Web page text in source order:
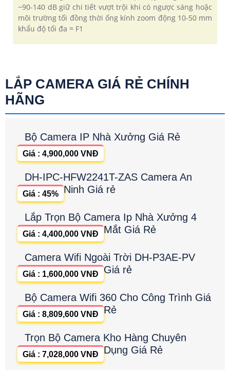
~90-140 dB giữ chi tiết vượt trội khi có ngược sáng hoặc
môi trường tối đồng thời ống kính zoom động 10-50 mm
khẩu độ tối đa ≈ F1
LẮP CAMERA GIÁ RẺ CHÍNH
HÃNG
Bộ Camera IP Nhà Xưởng Giá Rẻ
Giá : 4,900,000 VNĐ
DH-IPC-HFW2241T-ZAS Camera An
Ninh Giá rẻ
Giá : 45%
Lắp Trọn Bộ Camera Ip Nhà Xưởng 4
Mắt Giá Rẻ
Giá : 4,400,000 VNĐ
Camera Wifi Ngoài Trời DH-P3AE-PV
Giá rẻ
Giá : 1,600,000 VNĐ
Bộ Camera Wifi 360 Cho Công Trình Giá
Rẻ
Giá : 8,809,600 VNĐ
Trọn Bộ Camera Kho Hàng Chuyên
Dụng Giá Rẻ
Giá : 7,028,000 VNĐ